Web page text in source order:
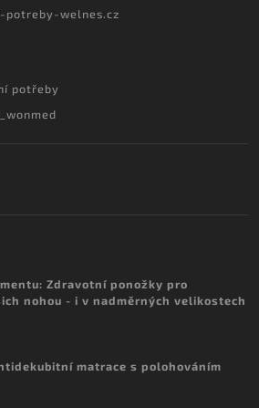
potreby-welnes.cz
potřeby
Zdravotní ponožky pro
nohou - i v nadměrných velikostech
matrace s polohováním